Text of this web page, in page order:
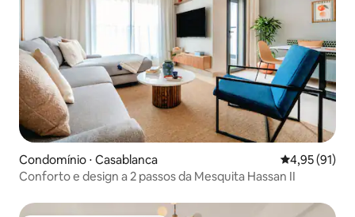
Condomínio ⋅ Casablanca 4,95 de uma
4,95 (91)
Conforto e design a 2 passos da Mesquita Hassan II